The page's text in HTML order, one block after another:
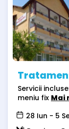
Servicii
meniu fix Mai
28 Iun - 5